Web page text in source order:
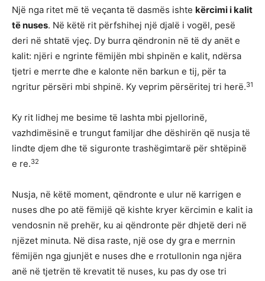
Një nga ritet më të veçanta të dasmës ishte kërcimi i kalit
të nuses. Në këtë rit përfshihej një djalë i vogël, pesë
deri në shtatë vjeç. Dy burra qëndronin në të dy anët e
kalit: njëri e ngrinte fëmijën mbi shpinën e kalit, ndërsa
tjetri e merrte dhe e kalonte nën barkun e tij, për ta
ngritur përsëri mbi shpinë. Ky veprim përsëritej tri herë.31
Ky rit lidhej me besime të lashta mbi pjellorinë,
vazhdimësinë e trungut familjar dhe dëshirën që nusja të
lindte djem dhe të siguronte trashëgimtarë për shtëpinë
e re.32
Nusja, në këtë moment, qëndronte e ulur në karrigen e
nuses dhe po atë fëmijë që kishte kryer kërcimin e kalit ia
vendosnin në prehër, ku ai qëndronte për dhjetë deri në
njëzet minuta. Në disa raste, një ose dy gra e merrnin
fëmijën nga gjunjët e nuses dhe e rrotullonin nga njëra
anë në tjetrën të krevatit të nuses, ku pas dy ose tri